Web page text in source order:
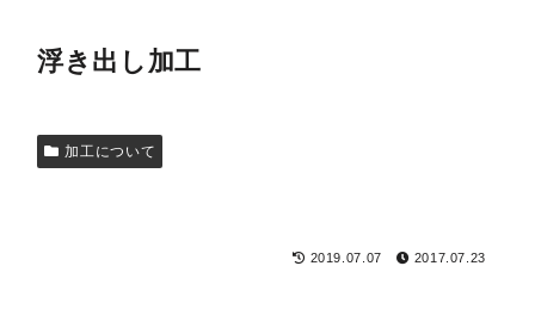
浮き出し加工
加工について
2019.07.07 2017.07.23